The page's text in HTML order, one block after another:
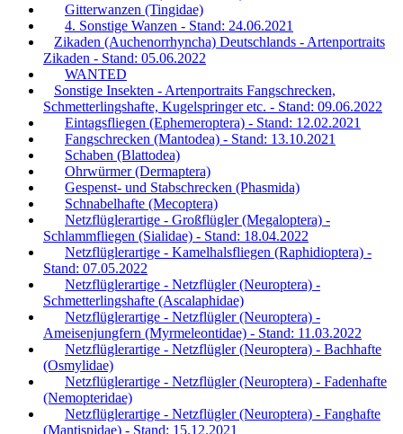
Gitterwanzen (Tingidae)
4. Sonstige Wanzen - Stand: 24.06.2021
Zikaden (Auchenorrhyncha) Deutschlands - Artenportraits
Zikaden - Stand: 05.06.2022
WANTED
Sonstige Insekten - Artenportraits Fangschrecken,
Schmetterlingshafte, Kugelspringer etc. - Stand: 09.06.2022
Eintagsfliegen (Ephemeroptera) - Stand: 12.02.2021
Fangschrecken (Mantodea) - Stand: 13.10.2021
Schaben (Blattodea)
Ohrwürmer (Dermaptera)
Gespenst- und Stabschrecken (Phasmida)
Schnabelhafte (Mecoptera)
Netzflüglerartige - Großflügler (Megaloptera) -
Schlammfliegen (Sialidae) - Stand: 18.04.2022
Netzflüglerartige - Kamelhalsfliegen (Raphidioptera) -
Stand: 07.05.2022
Netzflüglerartige - Netzflügler (Neuroptera) -
Schmetterlingshafte (Ascalaphidae)
Netzflüglerartige - Netzflügler (Neuroptera) -
Ameisenjungfern (Myrmeleontidae) - Stand: 11.03.2022
Netzflüglerartige - Netzflügler (Neuroptera) - Bachhafte
(Osmylidae)
Netzflüglerartige - Netzflügler (Neuroptera) - Fadenhafte
(Nemopteridae)
Netzflüglerartige - Netzflügler (Neuroptera) - Fanghafte
(Mantispidae) - Stand: 15.12.2021